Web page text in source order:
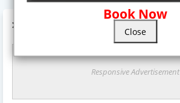
Book Now
Close
Responsive Advertisement